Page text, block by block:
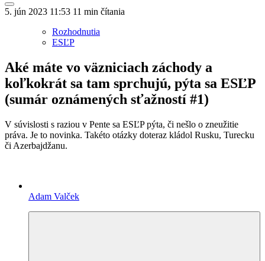
5. jún 2023 11:53 11 min čítania
Rozhodnutia
ESĽP
Aké máte vo väzniciach záchody a
koľkokrát sa tam sprchujú, pýta sa ESĽP
(sumár oznámených sťažností #1)
V súvislosti s raziou v Pente sa ESĽP pýta, či nešlo o zneužitie
práva. Je to novinka. Takéto otázky doteraz kládol Rusku, Turecku
či Azerbajdžanu.
Adam Valček